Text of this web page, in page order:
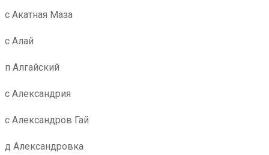
с Акатная Маза
с Алай
п Алгайский
с Александрия
с Александров Гай
д Александровка